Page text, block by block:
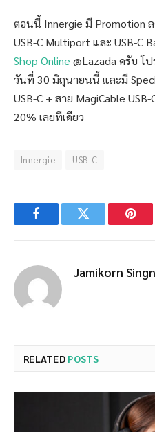
ตอนนี้ Innergie มี Promotion
USB-C Multiport และ USB-C
Shop Online @Lazada ครับ โ
วันที่ 30 มิถุนายนนี้ และมี
USB-C + สาย MagiCable
20% เลยทีเดียว
Innergie USB-C
FacebookTwitter
Jamikorn
RELATED POSTS